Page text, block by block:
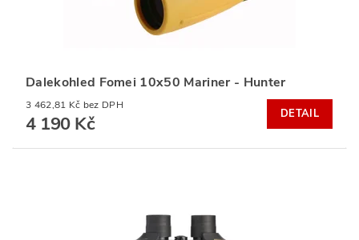
Dalekohled Fomei 10x50 Mariner - Hunter
3 462,81 Kč bez DPH
4 190 Kč DETAIL